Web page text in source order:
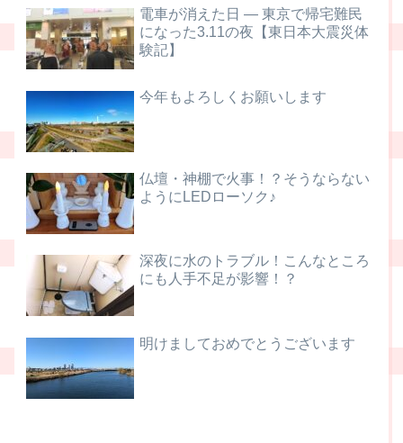
電車が消えた日 ― 東京で帰宅難民
になった3.11の夜【東日本大震災体
験記】
今年もよろしくお願いします
仏壇・神棚で火事！？そうならない
ようにLEDローソク♪
深夜に水のトラブル！こんなところ
にも人手不足が影響！？
明けましておめでとうございます